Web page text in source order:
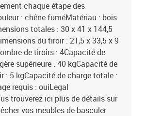
chaque étape des
: chêne fuméMatériau : bois
totales : 30 x 41 x 144,5
du tiroir : 21,5 x 33,5 x 9
de tiroirs : 4Capacité de
supérieure : 40 kgCapacité de
: 5 kgCapacité de charge totale :
requis : ouiLegal
trouverez ici plus de détails sur
vos meubles de basculer